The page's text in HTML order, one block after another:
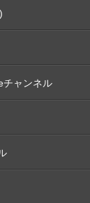
チャンネル